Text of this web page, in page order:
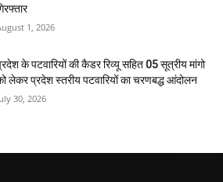
1, 2026
के पटवारियों की कैडर रिव्यू सहित 05 सूत्रीय मांगो
लेकर प्रदेश स्तरीय पटवारियों का चरणबद्ध आंदोलन
30, 2026